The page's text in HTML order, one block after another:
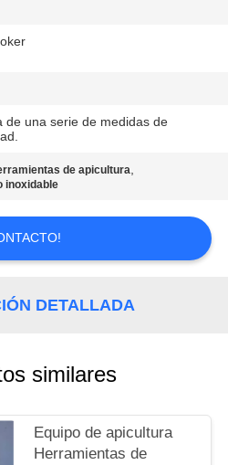
de una serie de medidas de
de apicultura,
inoxidable
DETALLADA
similares
Equipo de apicultura
Herramientas de